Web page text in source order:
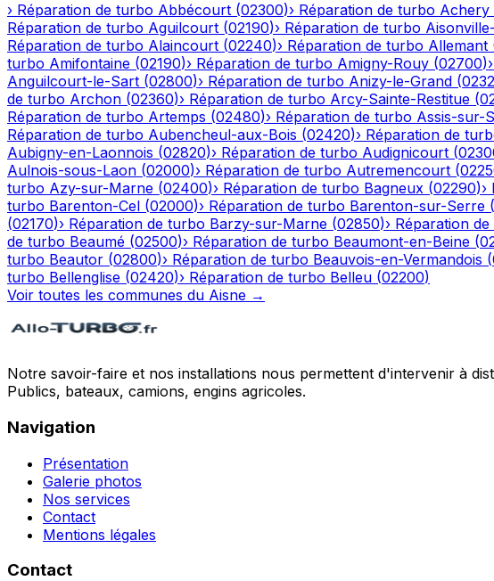
› Réparation de turbo Abbécourt (02300)› Réparation de turbo Achery
Réparation de turbo Aguilcourt (02190)› Réparation de turbo
Réparation de turbo Alaincourt (02240)› Réparation de turbo Allemant
turbo Amifontaine (02190)› Réparation de turbo Amigny-Rouy (02700)›
Anguilcourt-le-Sart (02800)› Réparation de turbo Anizy-le-Grand (
de turbo Archon (02360)› Réparation de turbo Arcy-Sainte-Restitue (
Réparation de turbo Artemps (02480)› Réparation de turbo Assis-sur-
Réparation de turbo Aubencheul-aux-Bois (02420)› Réparation de
Aubigny-en-Laonnois (02820)› Réparation de turbo Audignicourt (
Aulnois-sous-Laon (02000)› Réparation de turbo Autremencourt (
turbo Azy-sur-Marne (02400)› Réparation de turbo Bagneux (02290)›
turbo Barenton-Cel (02000)› Réparation de turbo Barenton-sur-Serre (
(02170)› Réparation de turbo Barzy-sur-Marne (02850)› Réparation
de turbo Beaumé (02500)› Réparation de turbo Beaumont-en-Beine (
turbo Beautor (02800)› Réparation de turbo Beauvois-en-Vermandois (
turbo Bellenglise (02420)› Réparation de turbo Belleu (02200)
Voir toutes les communes du Aisne →
Notre savoir-faire et nos installations nous permettent d'intervenir à
Publics, bateaux, camions, engins agricoles.
Navigation
Présentation
Galerie photos
Nos services
Contact
Mentions légales
Contact